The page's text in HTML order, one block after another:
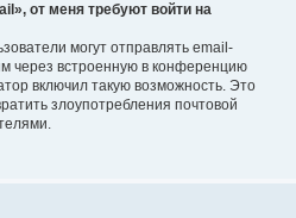
от меня требуют войти на
могут отправлять email-
через встроенную в конференцию
включил такую возможность. Это
злоупотребления почтовой